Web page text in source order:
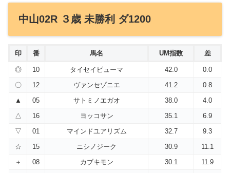
中山02R ３歳 未勝利 ダ1200
印 番 馬名 UM指数 差
◎ 10 タイセイピューマ 42.0
0.0
〇
12 ヴァンセゾニエ 41.2
0.8
▲
05 サトミノエガオ 38.0
4.0
△
16 ヨッコサン 35.1
6.9
▽
01 マインドユアリズム 32.7
9.3
☆
15 ニシノジーク 30.9
11.1
＋
08 カブキモン 30.1
11.9